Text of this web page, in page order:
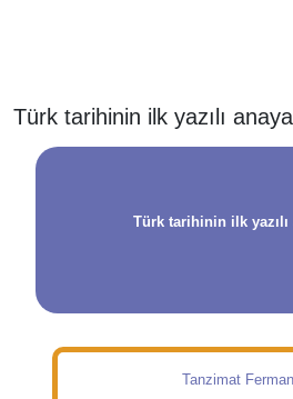
Türk tarihinin ilk yazılı
Türk tarihinin ilk yazılı
Tanzimat